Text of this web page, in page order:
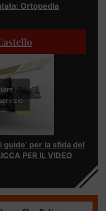
Ortopedia
i
guide’ per la sfida del
PER IL VIDEO